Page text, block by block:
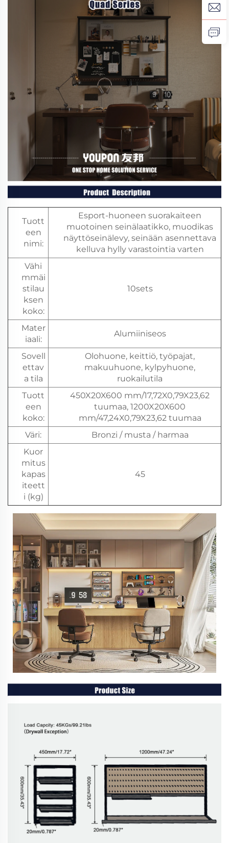
Tuott
een
nimi:
Esport-huoneen suorakaiteen
muotoinen seinälaatikko, muodikas
näyttöseinälevy, seinään asennettava
kelluva hylly varastointia varten
Vähi
mmäi
stilau
ksen
koko:
10sets
Mater
iaali:
Alumiiniseos
Sovell
ettav
a tila
Olohuone, keittiö, työpajat,
makuuhuone, kylpyhuone,
ruokailutila
Tuott
een
koko:
450X20X600 mm/17,72X0,79X23,62
tuumaa, 1200X20X600
mm/47,24X0,79X23,62 tuumaa
Väri:
Bronzi / musta / harmaa
Kuor
mitus
kapas
iteett
i (kg)
45